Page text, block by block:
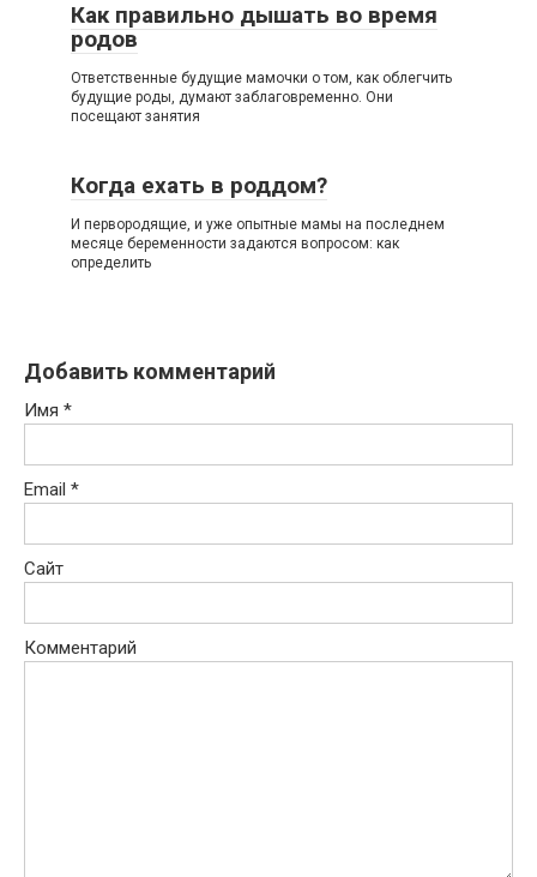
Как правильно дышать во время
родов
Ответственные будущие мамочки о том, как облегчить
будущие роды, думают заблаговременно. Они
посещают занятия
Когда ехать в роддом?
И первородящие, и уже опытные мамы на последнем
месяце беременности задаются вопросом: как
определить
Добавить комментарий
Имя *
Email *
Сайт
Комментарий